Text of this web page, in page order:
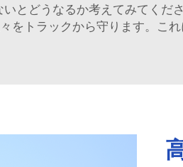
とどうなるか考えてみてく
をトラックから守ります。こ